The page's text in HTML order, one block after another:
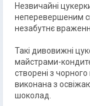
Незвичайні
неперевершеним
незабутнє
Такі дивовижні
майстрами-
створені з
виконана з
шоколад.